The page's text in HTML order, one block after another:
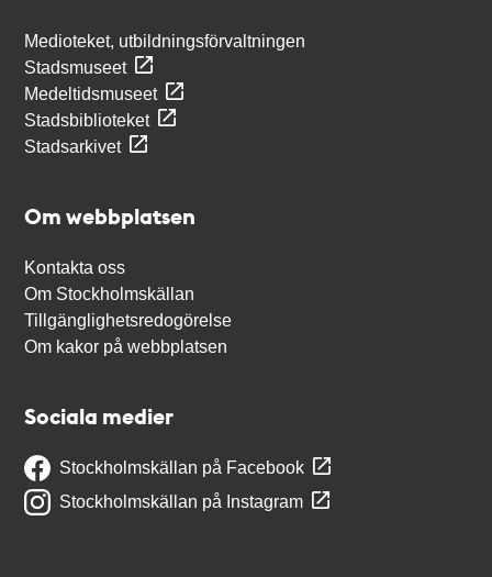
Medioteket, utbildningsförvaltningen
Stadsmuseet
Medeltidsmuseet
Stadsbiblioteket
Stadsarkivet
Om webbplatsen
Kontakta oss
Om Stockholmskällan
Tillgänglighetsredogörelse
Om kakor på webbplatsen
Sociala medier
Stockholmskällan på Facebook
Stockholmskällan på Instagram